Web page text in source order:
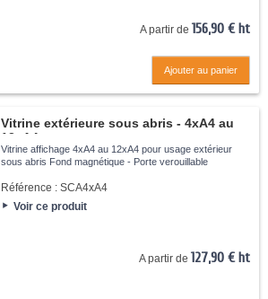
A partir de 156,90 € ht
Ajouter au panier
Vitrine extérieure sous abris - 4xA4 au
12xA4
Vitrine affichage 4xA4 au 12xA4 pour usage extérieur
sous abris Fond magnétique - Porte verouillable
Référence : SCA4xA4
Voir ce produit
A partir de 127,90 € ht